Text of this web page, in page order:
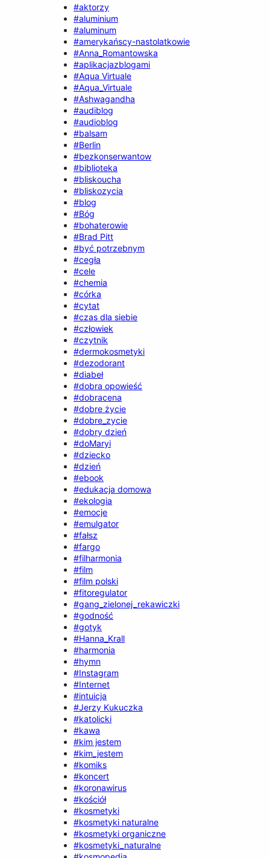
#aktorzy
#aluminium
#aluminum
#amerykańscy-nastolatkowie
#Anna_Romantowska
#aplikacjazblogami
#Aqua Virtuale
#Aqua_Virtuale
#Ashwagandha
#audiblog
#audioblog
#balsam
#Berlin
#bezkonserwantow
#biblioteka
#bliskoucha
#bliskozycia
#blog
#Bóg
#bohaterowie
#Brad Pitt
#być potrzebnym
#cegła
#cele
#chemia
#córka
#cytat
#czas dla siebie
#człowiek
#czytnik
#dermokosmetyki
#dezodorant
#diabeł
#dobra opowieść
#dobracena
#dobre życie
#dobre_zycie
#dobry dzień
#doMaryi
#dziecko
#dzień
#ebook
#edukacja domowa
#ekologia
#emocje
#emulgator
#fałsz
#fargo
#filharmonia
#film
#film polski
#fitoregulator
#gang_zielonej_rekawiczki
#godność
#gotyk
#Hanna_Krall
#harmonia
#hymn
#Instagram
#Internet
#intuicja
#Jerzy Kukuczka
#katolicki
#kawa
#kim jestem
#kim_jestem
#komiks
#koncert
#koronawirus
#kościół
#kosmetyki
#kosmetyki naturalne
#kosmetyki organiczne
#kosmetyki_naturalne